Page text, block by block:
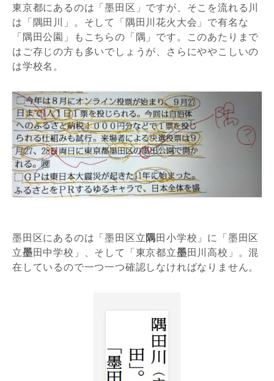
東京都にあるのは「墨田区」ですが、そこを流れる川
は「隅田川」。そして「隅田川花火大会」で有名な
「隅田公園」もこちらの「隅」です。このあたりまで
はご存じの方も多いでしょうが、さらにややこしいの
は学校名。
墨田区にあるのは「墨田区立隅田小学校」に「墨田区
立墨田中学校」、そして「東京都立墨田川高校」。混
在しているので一つ一つ確認しなければなりません。